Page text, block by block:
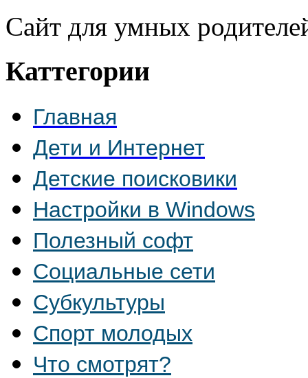
Сайт для умных
Каттегории
Главная
Дети и Интернет
Детские поисковики
Настройки в Windows
Полезный софт
Социальные сети
Субкультуры
Спорт молодых
Что смотрят?